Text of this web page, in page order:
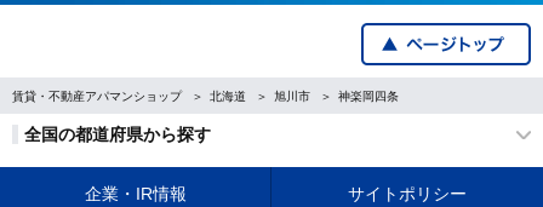
賃貸・不動産アパマンショップ 北海道 旭川市 神楽岡四条
全国の都道府県から探す
企業・IR情報 サイトポリシー